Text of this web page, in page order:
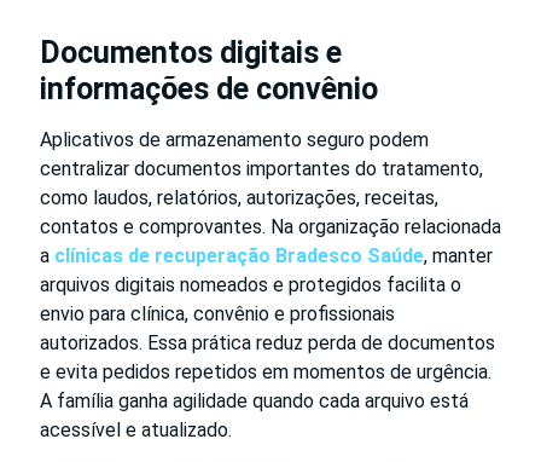
Documentos digitais e
informações de convênio
Aplicativos de armazenamento seguro podem
centralizar documentos importantes do tratamento,
como laudos, relatórios, autorizações, receitas,
contatos e comprovantes. Na organização relacionada
a clínicas de recuperação Bradesco Saúde, manter
arquivos digitais nomeados e protegidos facilita o
envio para clínica, convênio e profissionais
autorizados. Essa prática reduz perda de documentos
e evita pedidos repetidos em momentos de urgência.
A família ganha agilidade quando cada arquivo está
acessível e atualizado.